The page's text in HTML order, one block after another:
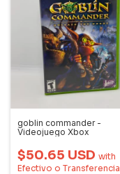
goblin commander -
Videojuego Xbox
$50.65 USD with
Efectivo o Transferencia